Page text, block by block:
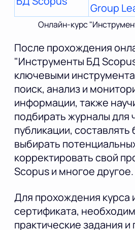
Group
Онлайн-курс
После прохождения
"Инструменты БД
ключевыми
поиск, анализ и
информации, также
подбирать журналы для
публикации,
выбирать
корректировать свой
Scopus и многое другое.
Для прохождения курса
сертификата,
практические задания и